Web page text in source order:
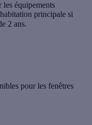
les équipements
principale si
2 ans.
pour les fenêtres